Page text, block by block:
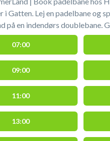
i Gatten. Lej en padelbane og
på en indendørs doublebane.
i shopområdet i
himmerland #padel-naer-aars
padel-himmerland
07:00
09:00
11:00
13:00